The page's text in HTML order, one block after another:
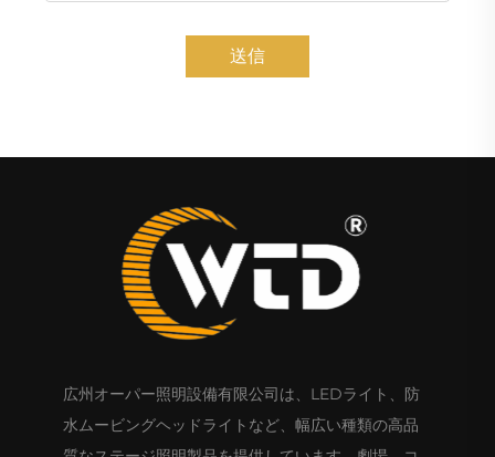
送信
広州オーパー照明設備有限公司は、LEDライト、防
水ムービングヘッドライトなど、幅広い種類の高品